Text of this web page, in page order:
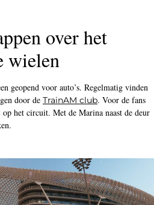
over het
wielen
geopend voor auto’s. Regelmatig vinden
door de TrainAM club. Voor de fans
het circuit. Met de Marina naast de deur